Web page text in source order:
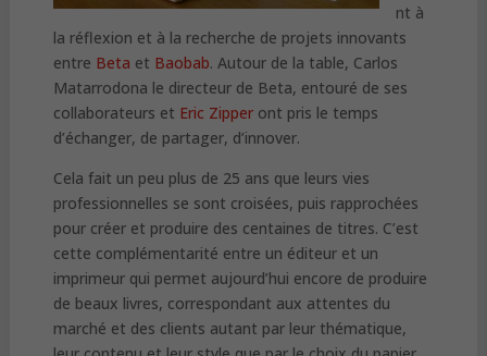
nt à
la réflexion et à la recherche de projets innovants
entre Beta et Baobab. Autour de la table, Carlos
Matarrodona le directeur de Beta, entouré de ses
collaborateurs et Eric Zipperont pris le temps
d’échanger, de partager, d’innover.
Cela fait un peu plus de 25 ans que leurs vies
professionnelles se sont croisées, puis rapprochées
pour créer et produire des centaines de titres. C’est
cette complémentarité entre un éditeur et un
imprimeur qui permet aujourd’hui encore de produire
de beaux livres, correspondant aux attentes du
marché et des clients autant par leur thématique,